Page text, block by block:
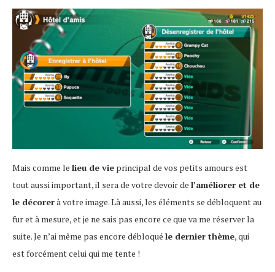
Mais comme le lieu de vie principal de vos petits amours est
tout aussi important, il sera de votre devoir de l’améliorer et de
le décorerà votre image. Là aussi, les éléments se débloquent au
fur et à mesure, et je ne sais pas encore ce que va me réserver la
suite. Je n’ai même pas encore débloqué le dernier thème, qui
est forcément celui qui me tente !